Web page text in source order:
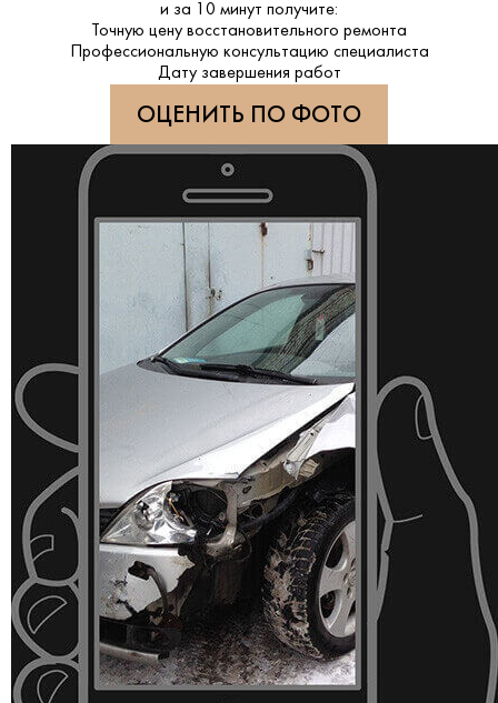
и за 10 минут получите:
Точную цену восстановительного ремонта
Профессиональную консультацию специалиста
Дату завершения работ
ОЦЕНИТЬ ПО ФОТО